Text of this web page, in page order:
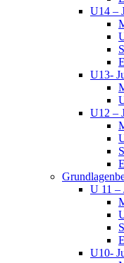
U14 –
U13-
U12 –
U 11 –
U10-